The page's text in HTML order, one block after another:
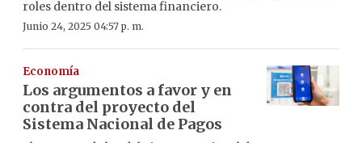
roles dentro del sistema financiero.
Junio 24, 2025 04:57 p. m.
Economía
Los argumentos a favor y en
contra del proyecto del
Sistema Nacional de Pagos